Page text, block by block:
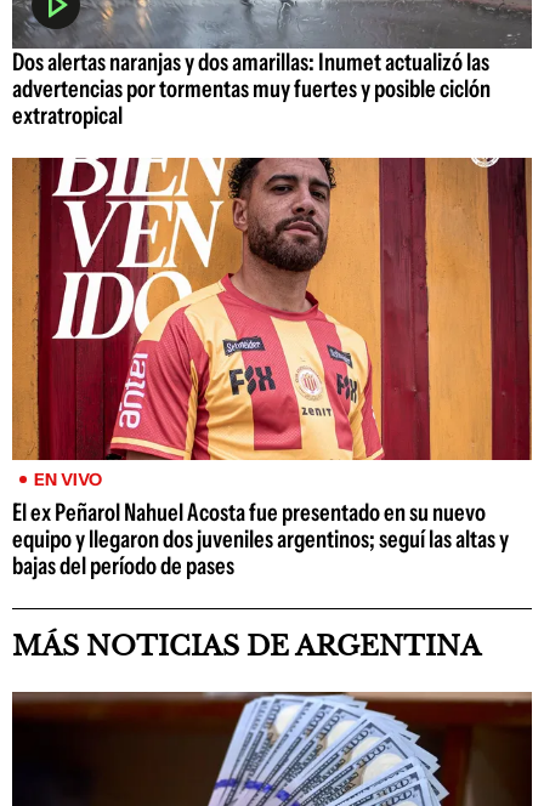
Dos alertas naranjas y dos amarillas: Inumet actualizó las
advertencias por tormentas muy fuertes y posible ciclón
extratropical
EN VIVO
El ex Peñarol Nahuel Acosta fue presentado en su nuevo
equipo y llegaron dos juveniles argentinos; seguí las altas y
bajas del período de pases
MÁS NOTICIAS DE ARGENTINA